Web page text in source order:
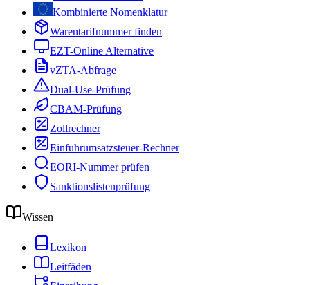
Kombinierte Nomenklatur
Warentarifnummer finden
EZT-Online Alternative
vZTA-Abfrage
Dual-Use-Prüfung
CBAM-Prüfung
Zollrechner
Einfuhrumsatzsteuer-Rechner
EORI-Nummer prüfen
Sanktionslistenprüfung
Wissen
Lexikon
Leitfäden